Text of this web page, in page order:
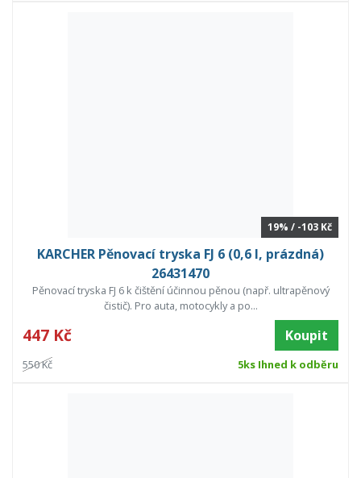
19% / -103 Kč
KARCHER Pěnovací tryska FJ 6 (0,6 l, prázdná)
26431470
Pěnovací tryska FJ 6 k čištění účinnou pěnou (např. ultrapěnový
čistič). Pro auta, motocykly a po...
447 Kč Koupit
550 Kč 5ks Ihned k odběru